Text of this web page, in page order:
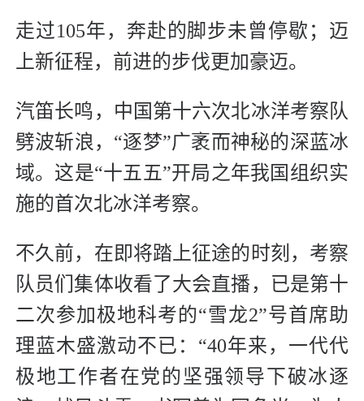
走过105年，奔赴的脚步未曾停歇；迈
上新征程，前进的步伐更加豪迈。
汽笛长鸣，中国第十六次北冰洋考察队
劈波斩浪，“逐梦”广袤而神秘的深蓝冰
域。这是“十五五”开局之年我国组织实
施的首次北冰洋考察。
不久前，在即将踏上征途的时刻，考察
队员们集体收看了大会直播，已是第十
二次参加极地科考的“雪龙2”号首席助
理蓝木盛激动不已：“40年来，一代代
极地工作者在党的坚强领导下破冰逐